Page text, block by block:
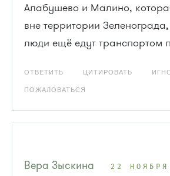
Алабушево и Малино,
вне территории
люди ещё едут транспортом
ОТВЕТИТЬ ЦИТИРОВАТЬ
ПОЖАЛОВАТЬСЯ
Вера Зыскина 22